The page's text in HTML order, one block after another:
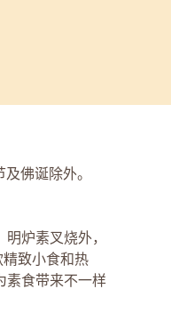
佛诞除外。
炉素叉烧外，
致小食和热
素食带来不一样